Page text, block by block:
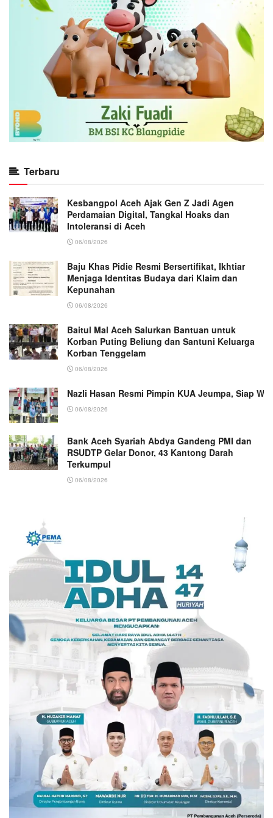
Terbaru
Kesbangpol Aceh Ajak Gen Z Jadi Agen
Perdamaian Digital, Tangkal Hoaks dan
Intoleransi di Aceh
06/08/2026
Baju Khas Pidie Resmi Bersertifikat, Ikhtiar
Menjaga Identitas Budaya dari Klaim dan
Kepunahan
06/08/2026
Baitul Mal Aceh Salurkan Bantuan untuk
Korban Puting Beliung dan Santuni Keluarga
Korban Tenggelam
06/08/2026
Nazli Hasan Resmi Pimpin KUA Jeumpa, Siap
06/08/2026
Bank Aceh Syariah Abdya Gandeng PMI dan
RSUDTP Gelar Donor, 43 Kantong Darah
Terkumpul
06/08/2026